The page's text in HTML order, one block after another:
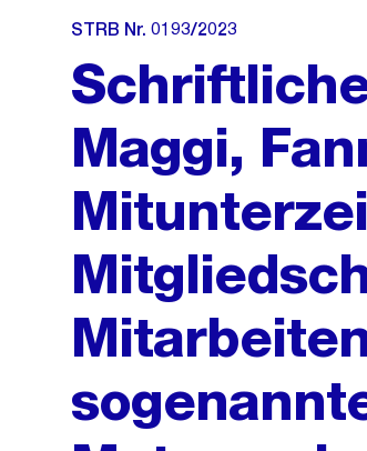
STRB Nr. 0193/2023
Maggi,